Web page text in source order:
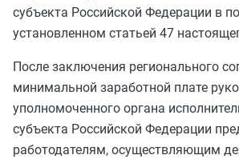
субъекта Российской Федерации в
установленном статьей 47
После заключения регионального
минимальной заработной плате
уполномоченного органа
субъекта Российской Федерации
работодателям, осуществляющим